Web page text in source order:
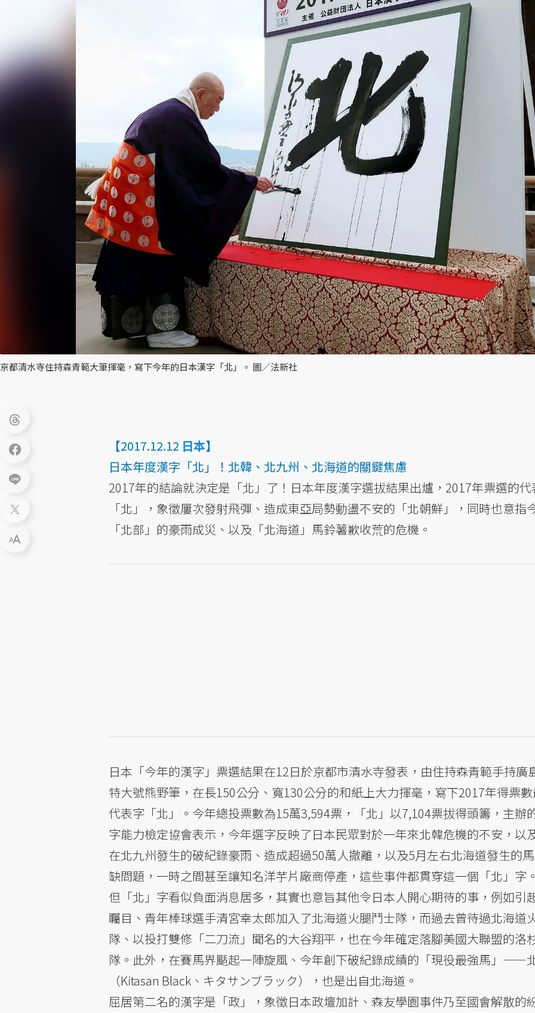
京都清水寺住持森青範大筆揮毫，寫下今年的日本漢字「北」。 圖／法新社
【2017.12.12 日本】
日本年度漢字「北」！北韓、北九州、北海道的關鍵焦慮
2017年的結論就決定是「北」了！日本年度漢字選拔結果出爐，2017年票選的代
「北」，象徵屢次發射飛彈、造成東亞局勢動盪不安的「北朝鮮」，同時也意指
「北部」的豪雨成災、以及「北海道」馬鈴薯歉收荒的危機。
日本「今年的漢字」票選結果在12日於京都市清水寺發表，由住持森青範手持廣
特大號熊野筆，在長150公分、寬130公分的和紙上大力揮毫，寫下2017年得票
代表字「北」。今年總投票數為15萬3,594票，「北」以7,104票拔得頭籌，主辦
字能力檢定協會表示，今年選字反映了日本民眾對於一年來北韓危機的不安，以
在北九州發生的破紀錄豪雨、造成超過50萬人撤離，以及5月左右北海道發生的
缺問題，一時之間甚至讓知名洋芋片廠商停產，這些事件都貫穿這一個「北」字。
但「北」字看似負面消息居多，其實也意旨其他令日本人開心期待的事，例如引
矚目、青年棒球選手清宮幸太郎加入了北海道火腿鬥士隊，而過去曾待過北海道
隊、以投打雙修「二刀流」聞名的大谷翔平，也在今年確定落腳美國大聯盟的洛
隊。此外，在賽馬界颳起一陣旋風、今年創下破紀錄成績的「現役最強馬」——
（Kitasan Black、キタサンブラック），也是出自北海道。
屈居第二名的漢字是「政」，象徵日本政壇加計、森友學園事件乃至國會解散的